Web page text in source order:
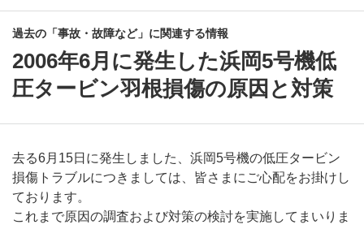
過去の「事故・故障など」に関連する情報
2006年6月に発生した浜岡5号機低
圧タービン羽根損傷の原因と対策
去る6月15日に発生しました、浜岡5号機の低圧タービン
損傷トラブルにつきましては、皆さまにご心配をお掛けし
ております。
これまで原因の調査および対策の検討を実施してまいりま